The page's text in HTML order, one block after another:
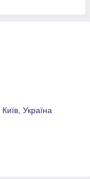
Україна